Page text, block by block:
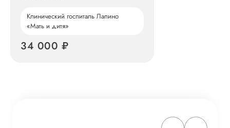
ОБСЛЕДОВАНИЯ
Клинический госпиталь Лапино
«Мать и дитя»
34 000 ₽